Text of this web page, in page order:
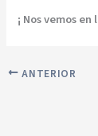
¡ Nos vemos
ANTERIOR